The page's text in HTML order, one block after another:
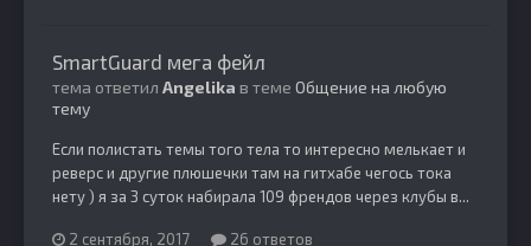
SmartGuard мега фейл
тема ответил Angelika в теме Общение на любую
тему
Если полистать темы того тела то интересно мелькает и
реверс и другие плюшечки там на гитхабе чегось тока
нету ) я за 3 суток набирала 109 френдов через клубы в...
2 сентября, 2017 26 ответов